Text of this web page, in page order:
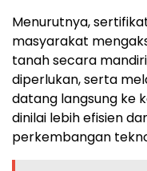
Menurutnya,
masyarakat
tanah secara
diperlukan, serta
datang langsung ke
dinilai lebih efisien
perkembangan